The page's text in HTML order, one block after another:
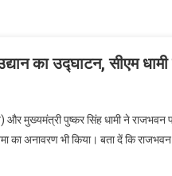
का उद्घाटन, सीएम धामी
मुख्यमंत्री पुष्कर सिंह धामी ने राजभवन
का अनावरण भी किया। बता दें कि